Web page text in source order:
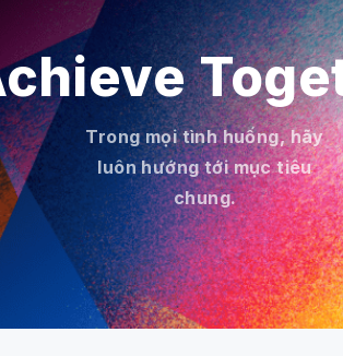
Trong mọi tình huống, hãy
luôn hướng tới mục tiêu
chung.